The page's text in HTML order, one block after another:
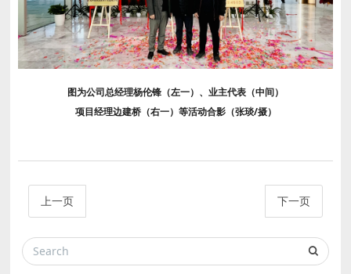
图为公司总经理杨伦锋（左一）、业主代表（中间）
项目经理边建桥（右一）等活动合影（张琰/摄）
上一页 下一页